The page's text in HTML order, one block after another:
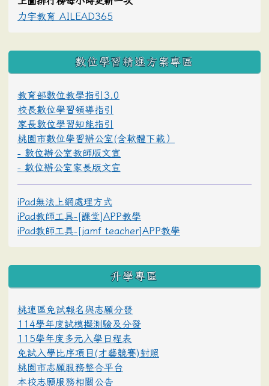
力宇教育 AILEAD365
數位學習精進方案專區
教育部數位教學指引3.0
校長數位學習領導指引
家長數位學習知能指引
桃園市數位學習辦公室(含軟體下載）
- 數位辦公室教師版文宣
- 數位辦公室家長版文宣
iPad無法上網處理方式
iPad教師工具-[課堂]APP教學
iPad教師工具-[jamf teacher]APP教學
升學專區
桃連區免試報名與志願分發
114學年度試模擬測驗及分發
115學年度多元入學日程表
免試入學比序項目(才藝競賽)對照
桃園市志願服務整合平台
本校志願服務相關公告